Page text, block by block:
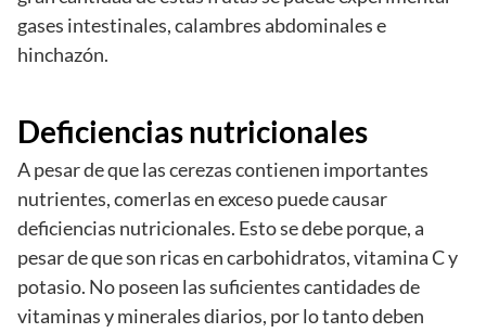
gases intestinales, calambres abdominales e
hinchazón.
Deficiencias nutricionales
A pesar de que las cerezas contienen importantes
nutrientes, comerlas en exceso puede causar
deficiencias nutricionales. Esto se debe porque, a
pesar de que son ricas en carbohidratos, vitamina C y
potasio. No poseen las suficientes cantidades de
vitaminas y minerales diarios, por lo tanto deben